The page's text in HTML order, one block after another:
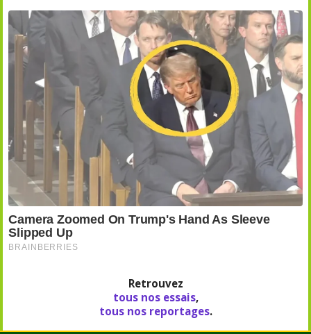
Retrouvez
tous nos essais,
tous nos reportages.